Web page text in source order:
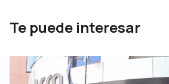
Te puede interesar